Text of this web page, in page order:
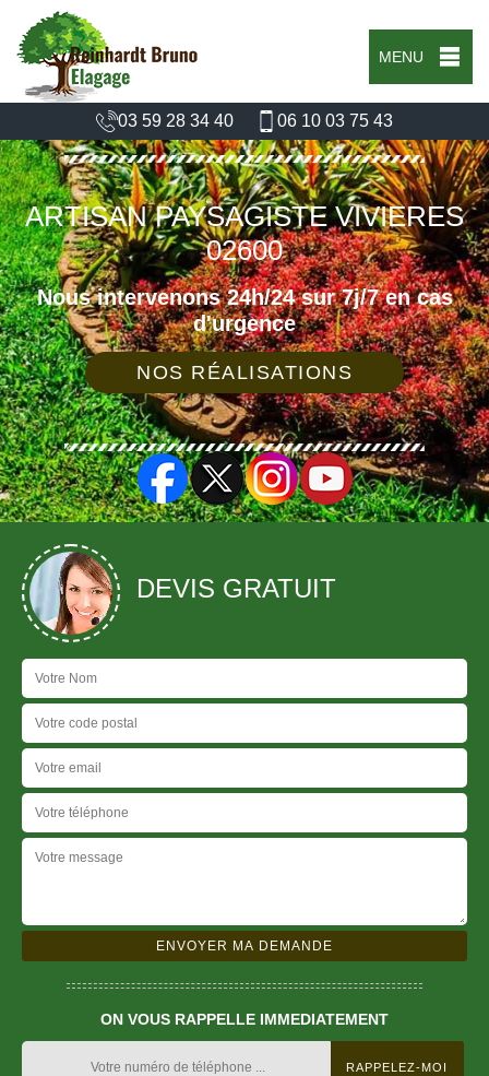
MENU
03 59 28 34 40 06 10 03 75 43
ARTISAN PAYSAGISTE VIVIERES
02600
Nous intervenons 24h/24 sur 7j/7 en cas
d'urgence
NOS RÉALISATIONS
DEVIS GRATUIT
ON VOUS RAPPELLE IMMEDIATEMENT